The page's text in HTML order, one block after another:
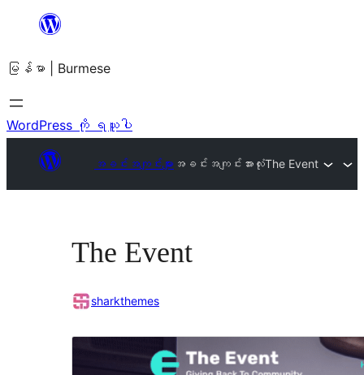
အကြောင်းအရာ
ကျော်သွား
ရန်
မြန်မာ | Burmese
WordPress ကို ရယူပါ
အခင်းအကျင်းများ အခင်းအကျင်းအားလုံးThe Event
The Event
sharkthemes